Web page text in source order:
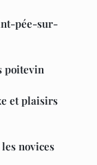
pée-sur-
poitevin
et plaisirs
novices